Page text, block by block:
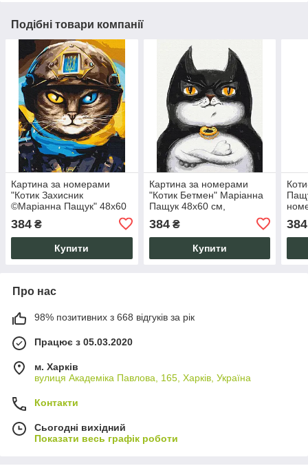
Подібні товари компанії
Картина за номерами
"Котик Захисник
©Маріанна Пащук" 48x60
антистрес набір
384 ₴
Купити
Картина за номерами
"Котик Бетмен" Маріанна
Пащук 48x60 см,
підрамнику, акрилові
фарби
384₴
Купити
384
Про нас
98% позитивних з 668 відгуків за рік
Працює з 05.03.2020
м. Харків
вулиця Академіка Павлова, 165, Харків, Україна
Контакти
Сьогодні вихідний
Показати весь графік роботи